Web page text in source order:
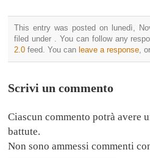
This entry was posted on lunedì,
filed under . You can follow any
2.0 feed. You can leave a response,
Scrivi un commento
Ciascun commento potrà avere
battute.
Non sono ammessi commenti